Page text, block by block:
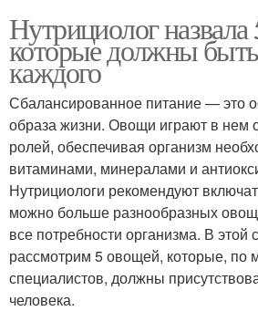
Нутрициолог
которые должны
каждого
Сбалансированное питание — это
образа жизни. Овощи играют в нем
ролей, обеспечивая организм
витаминами, минералами и
Нутрициологи рекомендуют
можно больше разнообразных
все потребности организма. В этой
рассмотрим 5 овощей, которые, по
специалистов, должны
человека.